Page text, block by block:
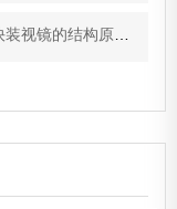
结构原理是什么）